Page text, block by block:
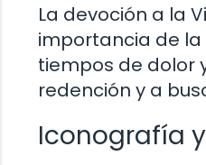
La devoción a la
importancia de la
tiempos de dolor
redención y a
Iconografía